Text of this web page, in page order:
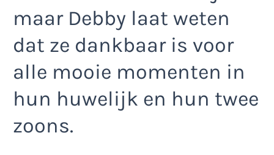
maar Debby laat weten
dat ze dankbaar is voor
alle mooie momenten in
hun huwelijk en hun twee
zoons.